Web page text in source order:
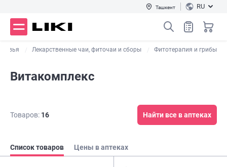
Ташкент RU
Лекарственные чаи, фиточаи и сборы Фитотерапия и грибы
Витакомплекс
Товаров: 16 Найти все в аптеках
Список товаров Цены в аптеках